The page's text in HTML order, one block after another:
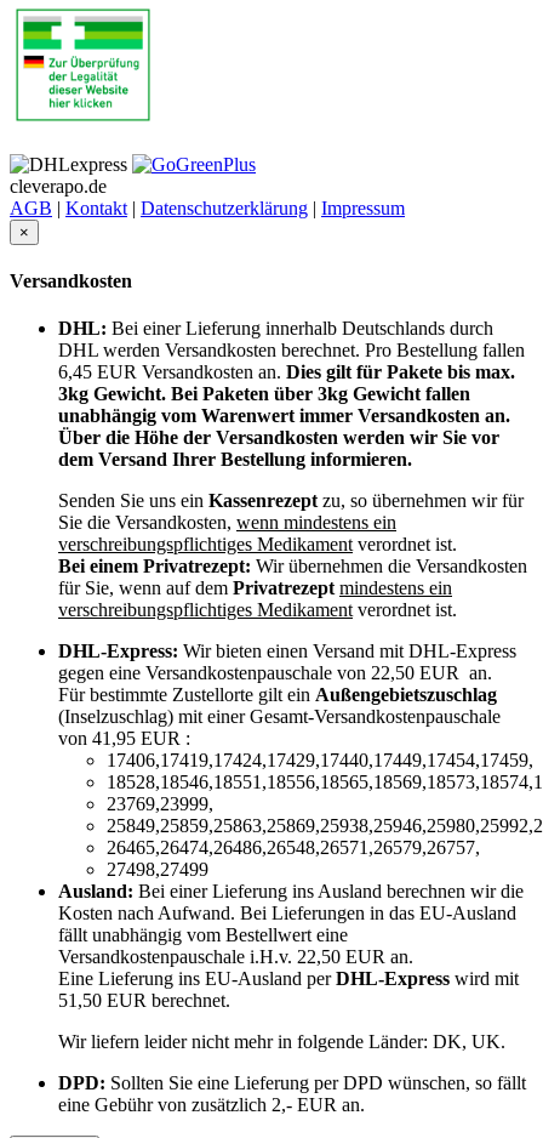
cleverapo.de
AGB | Kontakt | Datenschutzerklärung | Impressum
×
Versandkosten
DHL: Bei einer Lieferung innerhalb Deutschlands durch
DHL werden Versandkosten berechnet. Pro Bestellung fallen
6,45 EUR Versandkosten an. Dies gilt für Pakete bis max.
3kg Gewicht. Bei Paketen über 3kg Gewicht fallen
unabhängig vom Warenwert immer Versandkosten an.
Über die Höhe der Versandkosten werden wir Sie vor
dem Versand Ihrer Bestellung informieren.
Senden Sie uns ein Kassenrezeptzu, so übernehmen wir für
Sie die Versandkosten, wenn mindestens ein
verschreibungspflichtiges Medikamentverordnet ist.
Bei einem Privatrezept: Wir übernehmen die Versandkosten
für Sie, wenn auf dem Privatrezept mindestens ein
verschreibungspflichtiges Medikamentverordnet ist.
DHL-Express: Wir bieten einen Versand mit DHL-Express
gegen eine Versandkostenpauschale von 22,50 EUR an.
Für bestimmte Zustellorte gilt ein Außengebietszuschlag
(Inselzuschlag) mit einer Gesamt-Versandkostenpauschale
von 41,95 EUR :
17406,17419,17424,17429,17440,17449,17454,17459,
23769,23999,
26465,26474,26486,26548,26571,26579,26757,
27498,27499
Ausland: Bei einer Lieferung ins Ausland berechnen wir die
Kosten nach Aufwand. Bei Lieferungen in das EU-Ausland
fällt unabhängig vom Bestellwert eine
Versandkostenpauschale i.H.v. 22,50 EUR an.
Eine Lieferung ins EU-Ausland perDHL-Express wird mit
51,50 EUR berechnet.
Wir liefern leider nicht mehr in folgende Länder: DK, UK.
DPD: Sollten Sie eine Lieferung per DPD wünschen, so fällt
eine Gebühr von zusätzlich 2,- EUR an.